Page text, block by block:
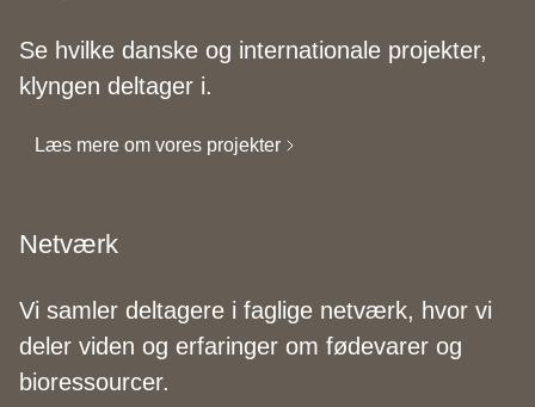
Se hvilke danske og internationale projekter,
klyngen deltager i.
Læs mere om vores projekter
Netværk
Vi samler deltagere i faglige netværk, hvor vi
deler viden og erfaringer om fødevarer og
bioressourcer.